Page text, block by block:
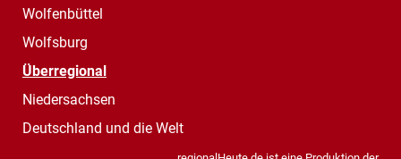
Wolfenbüttel
Wolfsburg
Überregional
Niedersachsen
Deutschland und die Welt